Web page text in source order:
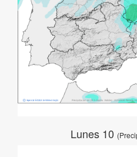
Lunes 10